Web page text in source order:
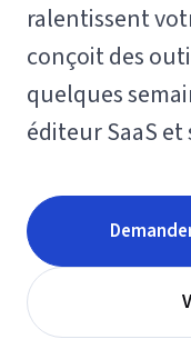
ralentissent
conçoit des
quelques
éditeur SaaS et